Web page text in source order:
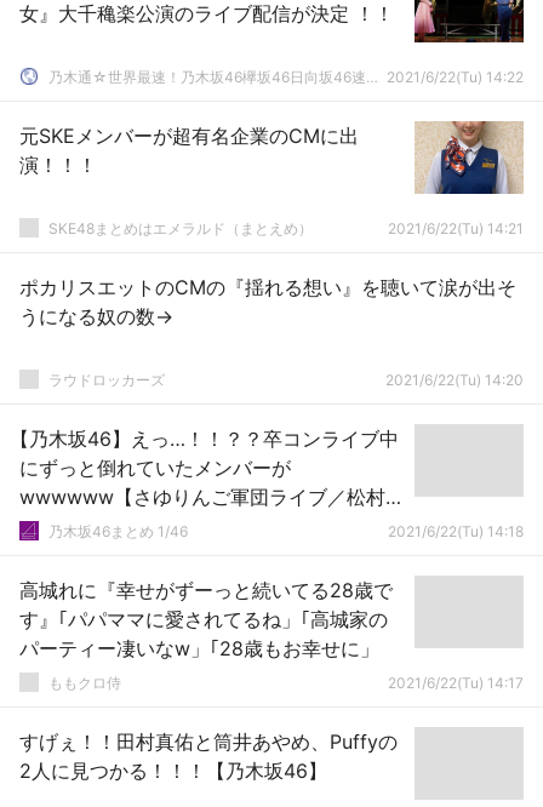
女』大千穐楽公演のライブ配信が決定 ！！
乃木通☆世界最速！乃木坂46欅坂46日向坂46速報まとめ 2021/6/22(Tu) 14:22
元SKEメンバーが超有名企業のCMに出
演！！！
SKE48まとめはエメラルド（まとえめ） 2021/6/22(Tu) 14:21
ポカリスエットのCMの『揺れる想い』を聴いて涙が出そ
うになる奴の数→
ラウドロッカーズ 2021/6/22(Tu) 14:20
【乃木坂46】えっ…！！？？卒コンライブ中
にずっと倒れていたメンバーが
wwwwww【さゆりんご軍団ライブ／松村沙
友理 卒業コンサート】
乃木坂46まとめ 1/46 2021/6/22(Tu) 14:18
高城れに『幸せがずーっと続いてる28歳で
す』｢パパママに愛されてるね」｢高城家の
パーティー凄いなw」｢28歳もお幸せに」
ももクロ侍 2021/6/22(Tu) 14:17
すげぇ！！田村真佑と筒井あやめ、Puffyの
2人に見つかる！！！【乃木坂46】